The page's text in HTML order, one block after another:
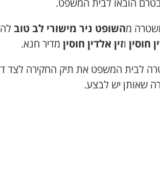
מהשופט ניר מישורי לב טוב
חוסין וזין אלדין חוסין מדיר חנא.
לבית המשפט את תיק החקירה לצד
שאותן יש לבצע.